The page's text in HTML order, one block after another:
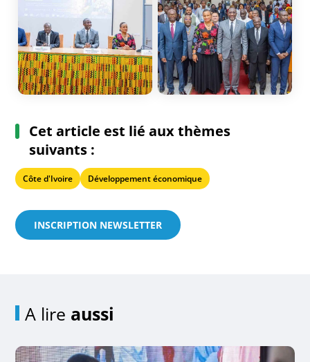
Cet article est lié aux thèmes
suivants :
Côte d'Ivoire Développement économique
INSCRIPTION NEWSLETTER
A lire aussi